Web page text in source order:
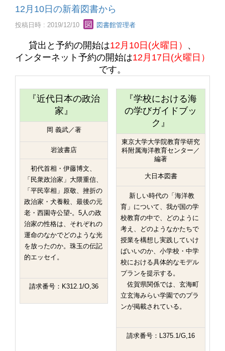
12月10日の新着図書から
投稿日時 : 2019/12/10 図書館管理者
貸出と予約の開始は12月10日(火曜日） 、
インターネット予約の開始は12月17日(火曜日）
です。
『近代日本の政治
家』
岡 義武／著
岩波書店
初代首相・伊藤博文、
「民衆政治家」大隈重信、
「平民宰相」原敬、挫折の
政治家・犬養毅、最後の元
老・西園寺公望-。5人の政
治家の性格は、それぞれの
運命のなかでどのような光
を放ったのか。珠玉の伝記
的エッセイ。
請求番号：K312.1/O,36
『学校における海
の学びガイドブッ
ク』
東京大学大学院教育学研究
科附属海洋教育センター／
編著
大日本図書
新しい時代の「海洋教
育」について、我が国の学
校教育の中で、どのように
考え、どのようなかたちで
授業を構想し実践していけ
ばいいのか、小学校・中学
校における具体的なモデル
プランを提示する。
佐賀県関係では、玄海町
立玄海みらい学園でのプラ
ンが掲載されている。
請求番号：L375.1/G,16